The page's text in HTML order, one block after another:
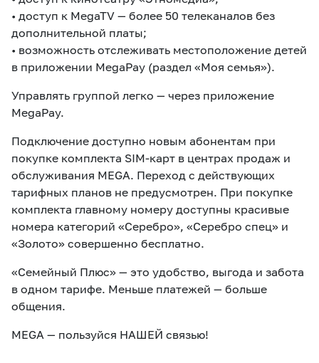
• доступ к MegaTV — более 50 телеканалов без
дополнительной платы;
• возможность отслеживать местоположение детей
в приложении MegaPay (раздел «Моя семья»).
Управлять группой легко — через приложение
MegaPay.
Подключение доступно новым абонентам при
покупке комплекта SIM-карт в центрах продаж и
обслуживания MEGA. Переход с действующих
тарифных планов не предусмотрен. При покупке
комплекта главному номеру доступны красивые
номера категорий «Серебро», «Серебро спец» и
«Золото» совершенно бесплатно.
«Семейный Плюс» — это удобство, выгода и забота
в одном тарифе. Меньше платежей — больше
общения.
MEGA — пользуйся НАШЕЙ связью!